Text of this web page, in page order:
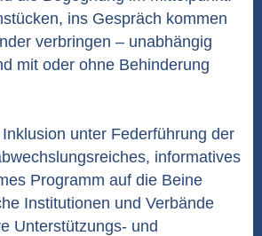
ins Gespräch kommen
verbringen – unabhängig
mit oder ohne Behinderung
unter Federführung der
informatives
Programm auf die Beine
Institutionen und Verbände
Unterstützungs- und